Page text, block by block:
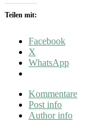
Teilen mit:
Facebook
X
WhatsApp
Kommentare
Post info
Author info